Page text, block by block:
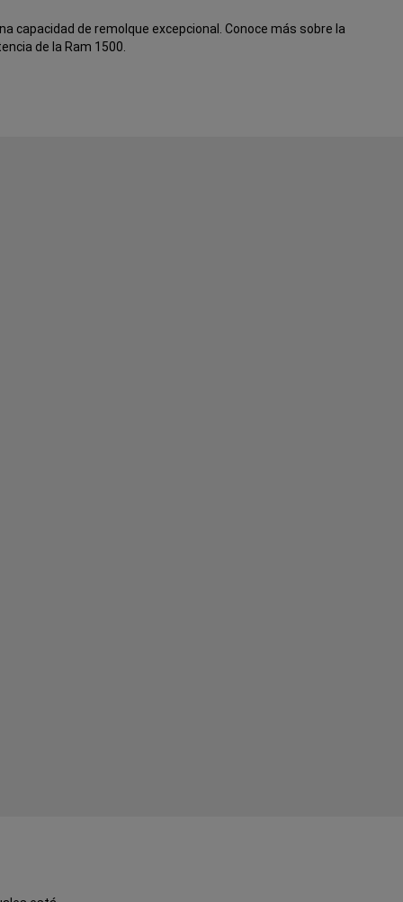
capacidad de remolque excepcional. Conoce más sobre la
de la Ram 1500.